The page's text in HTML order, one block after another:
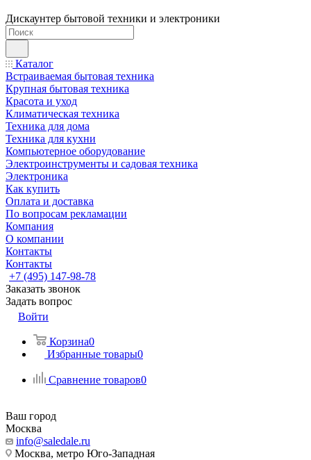
Дискаунтер бытовой техники и электроники
Каталог
Встраиваемая бытовая техника
Крупная бытовая техника
Красота и уход
Климатическая техника
Техника для дома
Техника для кухни
Компьютерное оборудование
Электроинструменты и садовая техника
Электроника
Как купить
Оплата и доставка
По вопросам рекламации
Компания
О компании
Контакты
Контакты
+7 (495) 147-98-78
Заказать звонок
Задать вопрос
Войти
Корзина0
Избранные товары0
Сравнение товаров0
Ваш город
Москва
info@saledale.ru
Москва, метро Юго-Западная